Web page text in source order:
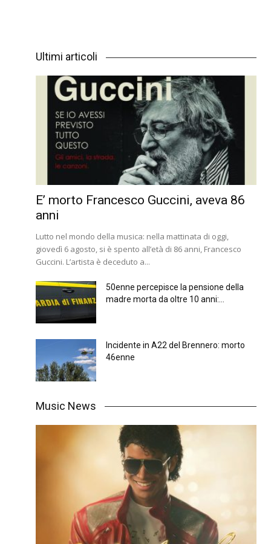
Ultimi articoli
E’ morto Francesco Guccini, aveva 86
anni
Lutto nel mondo della musica: nella mattinata di oggi,
giovedì 6 agosto, si è spento all’età di 86 anni, Francesco
Guccini. L’artista è deceduto a...
50enne percepisce la pensione della
madre morta da oltre 10 anni:...
Incidente in A22 del Brennero: morto
46enne
Music News